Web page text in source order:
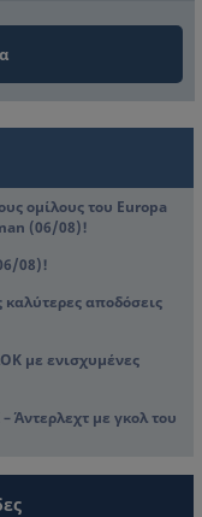
ομίλους του Europa
(06/08)!
08)!
αποδόσεις
με ενισχυμένες
Άντερλεχτ με γκολ του